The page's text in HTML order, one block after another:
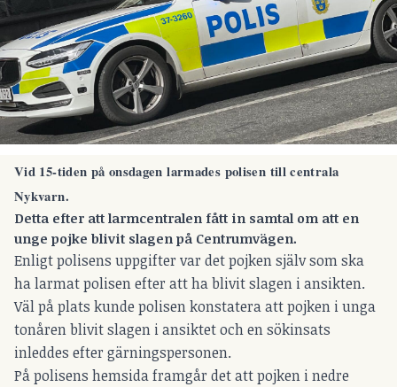
Vid 15-tiden på onsdagen larmades polisen till centrala
Nykvarn.
Detta efter att larmcentralen fått in samtal om att en
unge pojke blivit slagen på Centrumvägen.
Enligt polisens uppgifter var det pojken själv som ska
ha larmat polisen efter att ha blivit slagen i ansikten.
Väl på plats kunde polisen konstatera att pojken i unga
tonåren blivit slagen i ansiktet och en sökinsats
inleddes efter gärningspersonen.
På polisens hemsida framgår det att pojken i nedre